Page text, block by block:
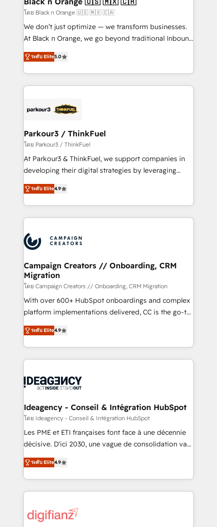
business-first process building, system integration,
custom development, and extensibility. When you
work with Aptitude 8, you get a team – not an
development, and project management. We have
100% US-based, FTE team members. We offer
migrations from other platforms, systems
integration, extensibility, custom development, and
โดย Black n Orange 🇺🇸 🇲🇽 🇨🇦
We don’t just optimize — we transform businesses.
At Black n Orange, we go beyond traditional Inbound
Marketing with our exclusive methodologies:
BOOMS and BOOST. Together, they form a powerful
combination that has driven success for over 800
businesses worldwide. As Elite HubSpot Partners, we
strategies that integrate data-driven marketing,
companies scale faster and smarter. 🔹 BOOMS:
Demand generation for all your buyers With BOOMS,
you invest in 100% of your buyers, accelerating your
growth and positioning yourself as an undisputed
transformation process A methodology designed to
implement HubSpot effectively and optimize your
record of business transformation, our growth-first
approach has helped brands dominate their
ระดับ Elite5.0
Parkour3 / ThinkFuel
โดย Parkour3 / ThinkFuel
At Parkour3 & ThinkFuel, we support companies in
developing their digital strategies by leveraging
technologies and automating their marketing and
sales processes to generate growth. Our offer spans
from Strategy to Operations. We specialize in CRM
onboarding and implementation, web design, sales
extensive experience working with tech companies
and manufacturers since 2002, we are committed to
empowering our clients and developing their
autonomy. Get to grips with HubSpot through
guided implementation and seamless integration of
the CRM platform into your digital ecosystem. Would
you like support in deploying your inbound
to your needs and sales objectives. With 125+
certifications, we are part of the most certified
services are offered in both English & French.
ระดับ Elite4.9
Campaign Creators // Onboarding, CRM
Migration
โดย Campaign Creators // Onboarding, CRM Migration
With over 600+ HubSpot onboardings and complex
platform implementations delivered, CC is the go-to
Elite Solutions Partner for businesses ready to
migrate, replatform, and scale smarter. We specialize
in high-impact CRM and CMS migrations and
onboarding from platforms like Salesforce, NetSuite,
WordPress and legacy CRMs, turning fragmented
architectures that accelerate revenue operations and
performance. - Multi-object CRM migration, cleanup,
and implementation. - Pre-built and custom
integrations across your full tech stack. - Custom
- Dashboards, lifecycle campaigns, and lead
nurturing sequences. - Cross-hub setup across
scalable retainers. Let’s make HubSpot your most
powerful growth engine. Built to convert, scale, and
ระดับ Elite4.9
Ideagency - Conseil & Intégration HubSpot
โดย Ideagency - Conseil & Intégration HubSpot
Les PME et ETI françaises font face à une décennie
décisive. D'ici 2030, une vague de consolidation va
recomposer le marché. Seules survivront les
entreprises qui auront réussi leur transformation. Le
problème ? 58% des dirigeants savent que l'IA est
vitale pour leur survie. Mais 57% n'ont aucune
données. C'est le paradoxe français : conscience
ระดับ Elite4.9